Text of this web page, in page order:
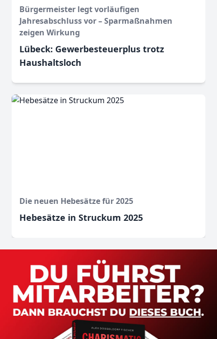
Bürgermeister legt vorläufigen
Jahresabschluss vor – Sparmaßnahmen
zeigen Wirkung
Lübeck: Gewerbesteuerplus trotz
Haushaltsloch
Die neuen Hebesätze für 2025
Hebesätze in Struckum 2025